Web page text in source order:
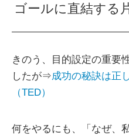
ゴールに直結する
きのう、目的設定の重要
したが⇒成功の秘訣は正
（TED）
何をやるにも、「なぜ、